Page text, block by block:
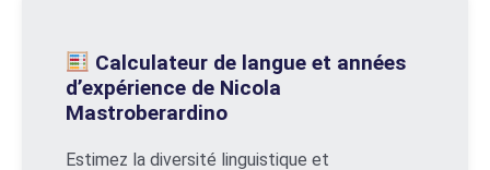
Calculateur de langue et années
d’expérience de Nicola
Mastroberardino
Estimez la diversité linguistique et